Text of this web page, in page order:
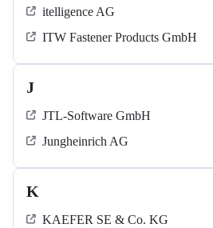
itelligence AG
ITW Fastener Products GmbH
J
JTL-Software GmbH
Jungheinrich AG
K
KAEFER SE & Co. KG